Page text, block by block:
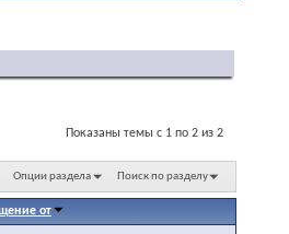
Показаны темы с 1 по 2 из 2
Опции раздела Поиск по разделу
от